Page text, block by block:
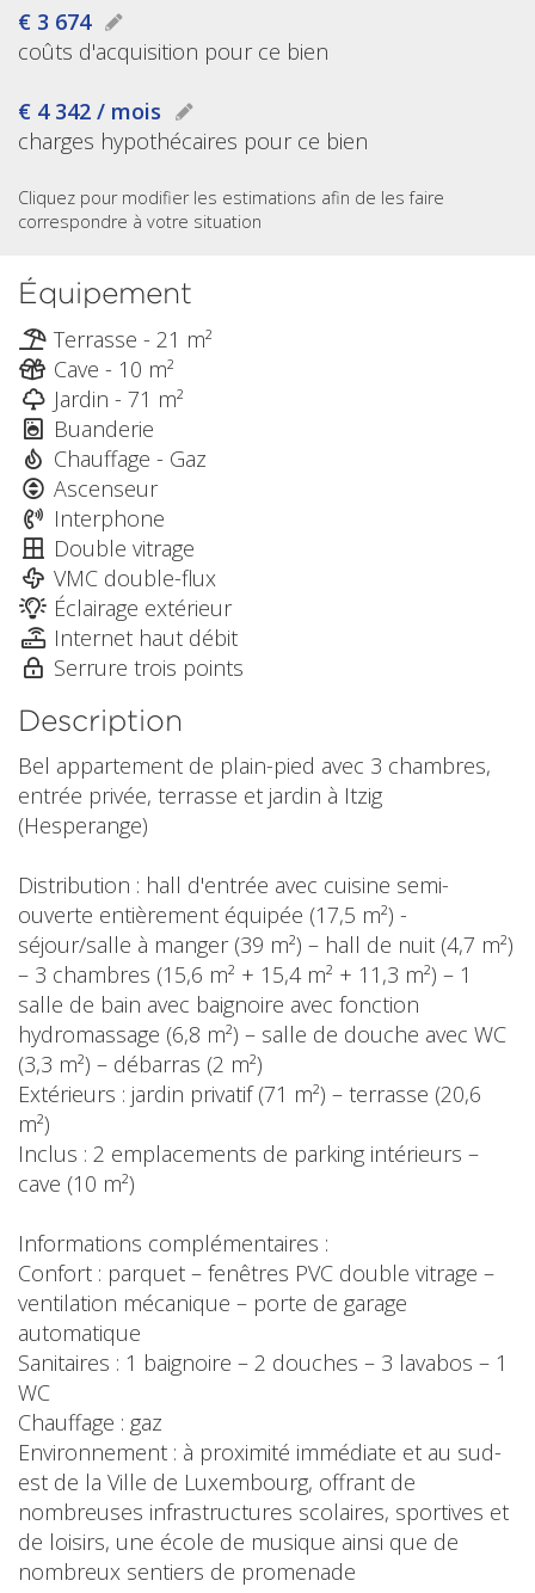
€ 3 674
coûts d'acquisition pour ce bien
€ 4 342 / mois
charges hypothécaires pour ce bien
Cliquez pour modifier les estimations afin de les faire
correspondre à votre situation
Équipement
Terrasse - 21 m²
Cave - 10 m²
Jardin - 71 m²
Buanderie
Chauffage - Gaz
Ascenseur
Interphone
Double vitrage
VMC double-flux
Éclairage extérieur
Internet haut débit
Serrure trois points
Description
Bel appartement de plain-pied avec 3 chambres,
entrée privée, terrasse et jardin à Itzig
(Hesperange)
Distribution : hall d'entrée avec cuisine semi-
ouverte entièrement équipée (17,5 m²) -
séjour/salle à manger (39 m²) – hall de nuit (4,7 m²)
– 3 chambres (15,6 m² + 15,4 m² + 11,3 m²) – 1
salle de bain avec baignoire avec fonction
hydromassage (6,8 m²) – salle de douche avec WC
(3,3 m²) – débarras (2 m²)
Extérieurs : jardin privatif (71 m²) – terrasse (20,6
m²)
Inclus : 2 emplacements de parking intérieurs –
cave (10 m²)
Informations complémentaires :
Confort : parquet – fenêtres PVC double vitrage –
ventilation mécanique – porte de garage
automatique
Sanitaires : 1 baignoire – 2 douches – 3 lavabos – 1
WC
Chauffage : gaz
Environnement : à proximité immédiate et au sud-
est de la Ville de Luxembourg, offrant de
nombreuses infrastructures scolaires, sportives et
de loisirs, une école de musique ainsi que de
nombreux sentiers de promenade